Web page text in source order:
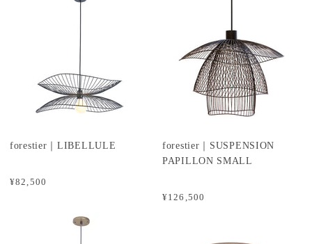
¥82,500
forestier｜LIBELLULE
¥126,500
forestier｜SUSPENSION
PAPILLON SMALL